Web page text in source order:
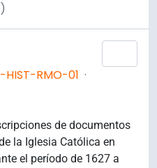
HIST-RMO-01 ·
de documentos
la Iglesia Católica en
el período de 1627 a